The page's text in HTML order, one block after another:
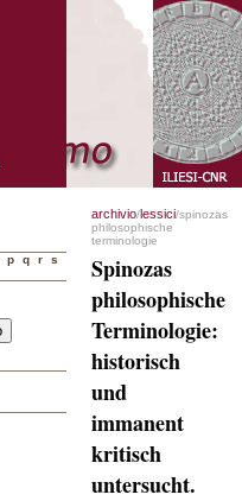
p q r
s
archivio/lessici/spinozas
philosophische
terminologie
Spinozas
philosophische
Terminologie:
historisch
und
immanent
kritisch
untersucht.